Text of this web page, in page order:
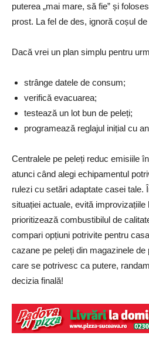
puterea „mai mare, să fie” și
prost. La fel de des, ignoră coșul
Dacă vrei un plan simplu pentru
strânge datele de consum;
verifică evacuarea;
testează un lot bun de peleți;
programează reglajul inițial cu
Centralele pe peleți reduc emisiile
atunci când alegi echipamentul
rulezi cu setări adaptate casei tale.
situației actuale, evită improvizațiile
prioritizează combustibilul de
compari opțiuni potrivite pentru
cazane pe peleți din magazinele
care se potrivesc ca putere,
decizia finală!